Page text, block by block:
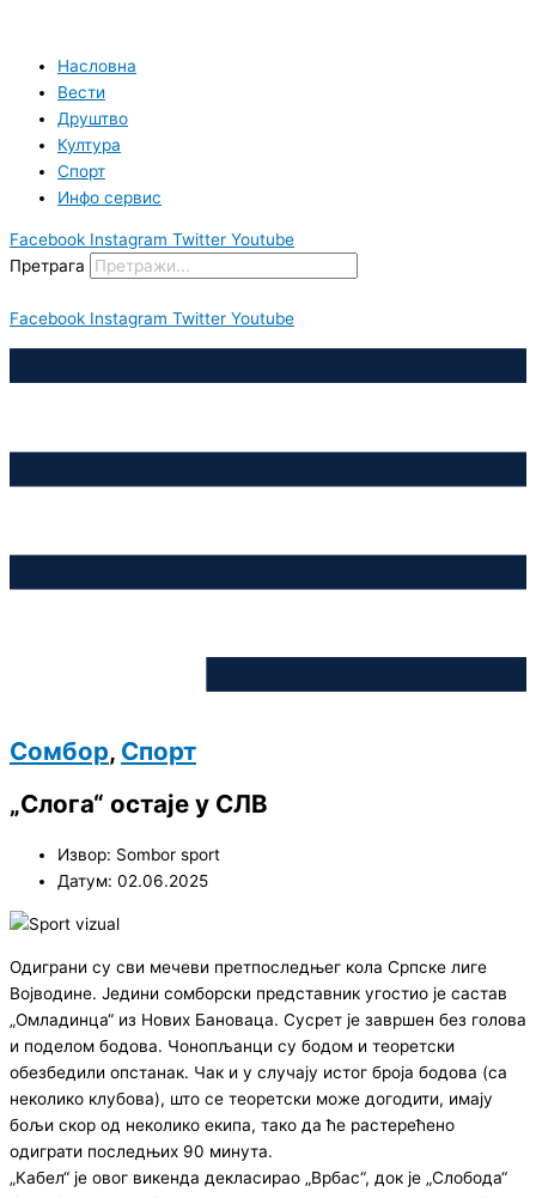
садржајНасловна
Вести
Друштво
Култура
Спорт
Инфо сервис
Facebook Instagram Twitter Youtube
Претрага
Facebook Instagram Twitter Youtube
Сомбор, Спорт
„Слога“ остаје у СЛВ
Извор: Sombor sport
Датум: 02.06.2025
Одиграни су сви мечеви претпоследњег кола Српске лиге
Војводине. Једини сомборски представник угостио је састав
„Омладинца“ из Нових Бановаца. Сусрет је завршен без голова
и поделом бодова. Чонопљанци су бодом и теоретски
обезбедили опстанак. Чак и у случају истог броја бодова (са
неколико клубова), што се теоретски може догодити, имају
бољи скор од неколико екипа, тако да ће растерећено
одиграти последњих 90 минута.
„Кабел“ је овог викенда декласирао „Врбас“, док је „Слобода“